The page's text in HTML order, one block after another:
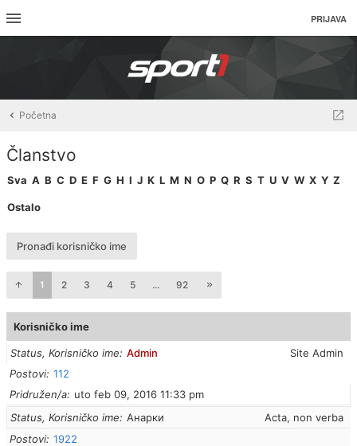
PRIJAVA
Početna
Članstvo
Sva A B C D E F G H I J K L M N O P Q R S T U V W X Y Z
Ostalo
Pronađi korisničko ime
1 2 3 4 5 ... 92
Korisničko ime
Status, Korisničko ime Site Admin
Admin
Postovi 112
Pridružen/a
uto feb 09, 2016 11:33 pm
Status, Korisničko ime
Acta, non verba
Анарки
Postovi 1922